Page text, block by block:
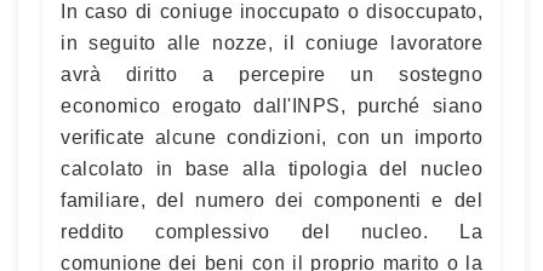
In caso di coniuge inoccupato o disoccupato,
in seguito alle nozze, il coniuge lavoratore
avrà diritto a percepire un sostegno
economico erogato dall'INPS, purché siano
verificate alcune condizioni, con un importo
calcolato in base alla tipologia del nucleo
familiare, del numero dei componenti e del
reddito complessivo del nucleo. La
comunione dei beni con il proprio marito o la